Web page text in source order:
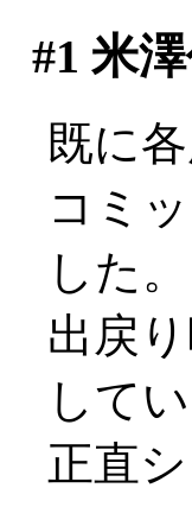
#1 米
既に
コミ
した。
出戻
して
正直